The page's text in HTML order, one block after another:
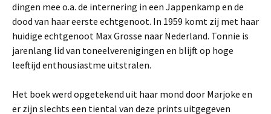
dingen mee o.a. de internering in een Jappenkamp en de
dood van haar eerste echtgenoot. In 1959 komt zij met haar
huidige echtgenoot Max Grosse naar Nederland. Tonnie is
jarenlang lid van toneelverenigingen en blijft op hoge
leeftijd enthousiastme uitstralen.
Het boek werd opgetekend uit haar mond door Marjoke en
er zijn slechts een tiental van deze prints uitgegeven